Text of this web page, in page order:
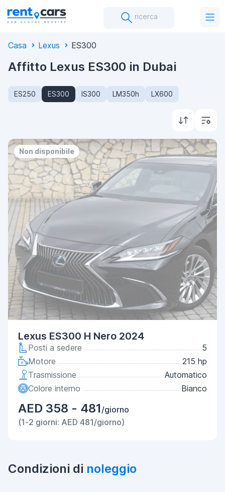
ricerca
Casa Lexus ES300
Affitto Lexus ES300 in Dubai
ES250 ES300 IS300 LM350h LX600
Non disponibile
Lexus ES300 H Nero 2024
Posti a sedere
5
Motore
215 hp
Trasmissione
Automatico
Colore interno
Bianco
AED 358 - 481/giorno
(1-2 giorni: AED 481/giorno)
Condizioni di noleggio